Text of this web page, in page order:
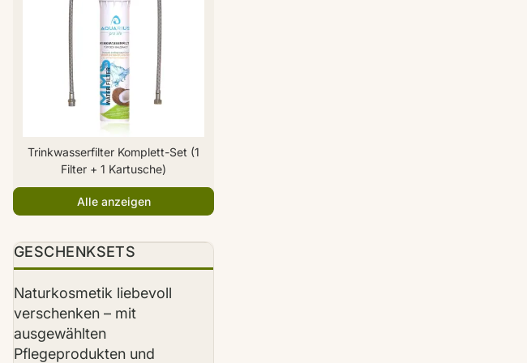
Trinkwasserfilter Komplett-Set (1
Filter + 1 Kartusche)
Alle anzeigen
GESCHENKSETS
Naturkosmetik liebevoll
verschenken – mit
ausgewählten
Pflegeprodukten und